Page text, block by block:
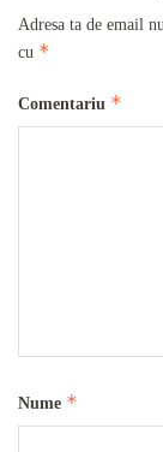
Adresa ta de email
cu *
Comentariu *
Nume *